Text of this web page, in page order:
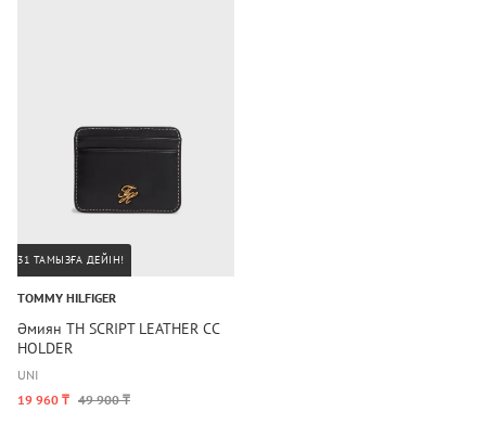
31 ТАМЫЗҒА ДЕЙІН!
TOMMY HILFIGER
Әмиян TH SCRIPT LEATHER CC
HOLDER
UNI
19 960 ₸ 49 900 ₸